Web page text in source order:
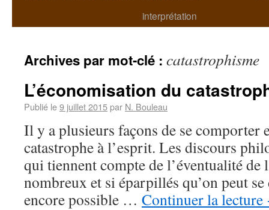
interprétation
Archives par mot-clé : catastrophisme
L’économisation du
Publié le9 juillet 2015par N. Bouleau
Il y a plusieurs façons de se comporter
catastrophe à l’esprit. Les discours
qui tiennent compte de l’éventualité de
nombreux et si éparpillés qu’on peut se
encore possible … Continuer la lecture